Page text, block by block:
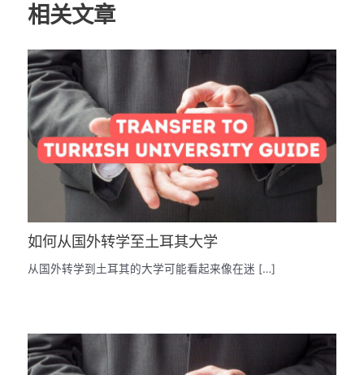
相关文章
如何从国外转学至土耳其大学
从国外转学到土耳其的大学可能看起来像在迷 […]